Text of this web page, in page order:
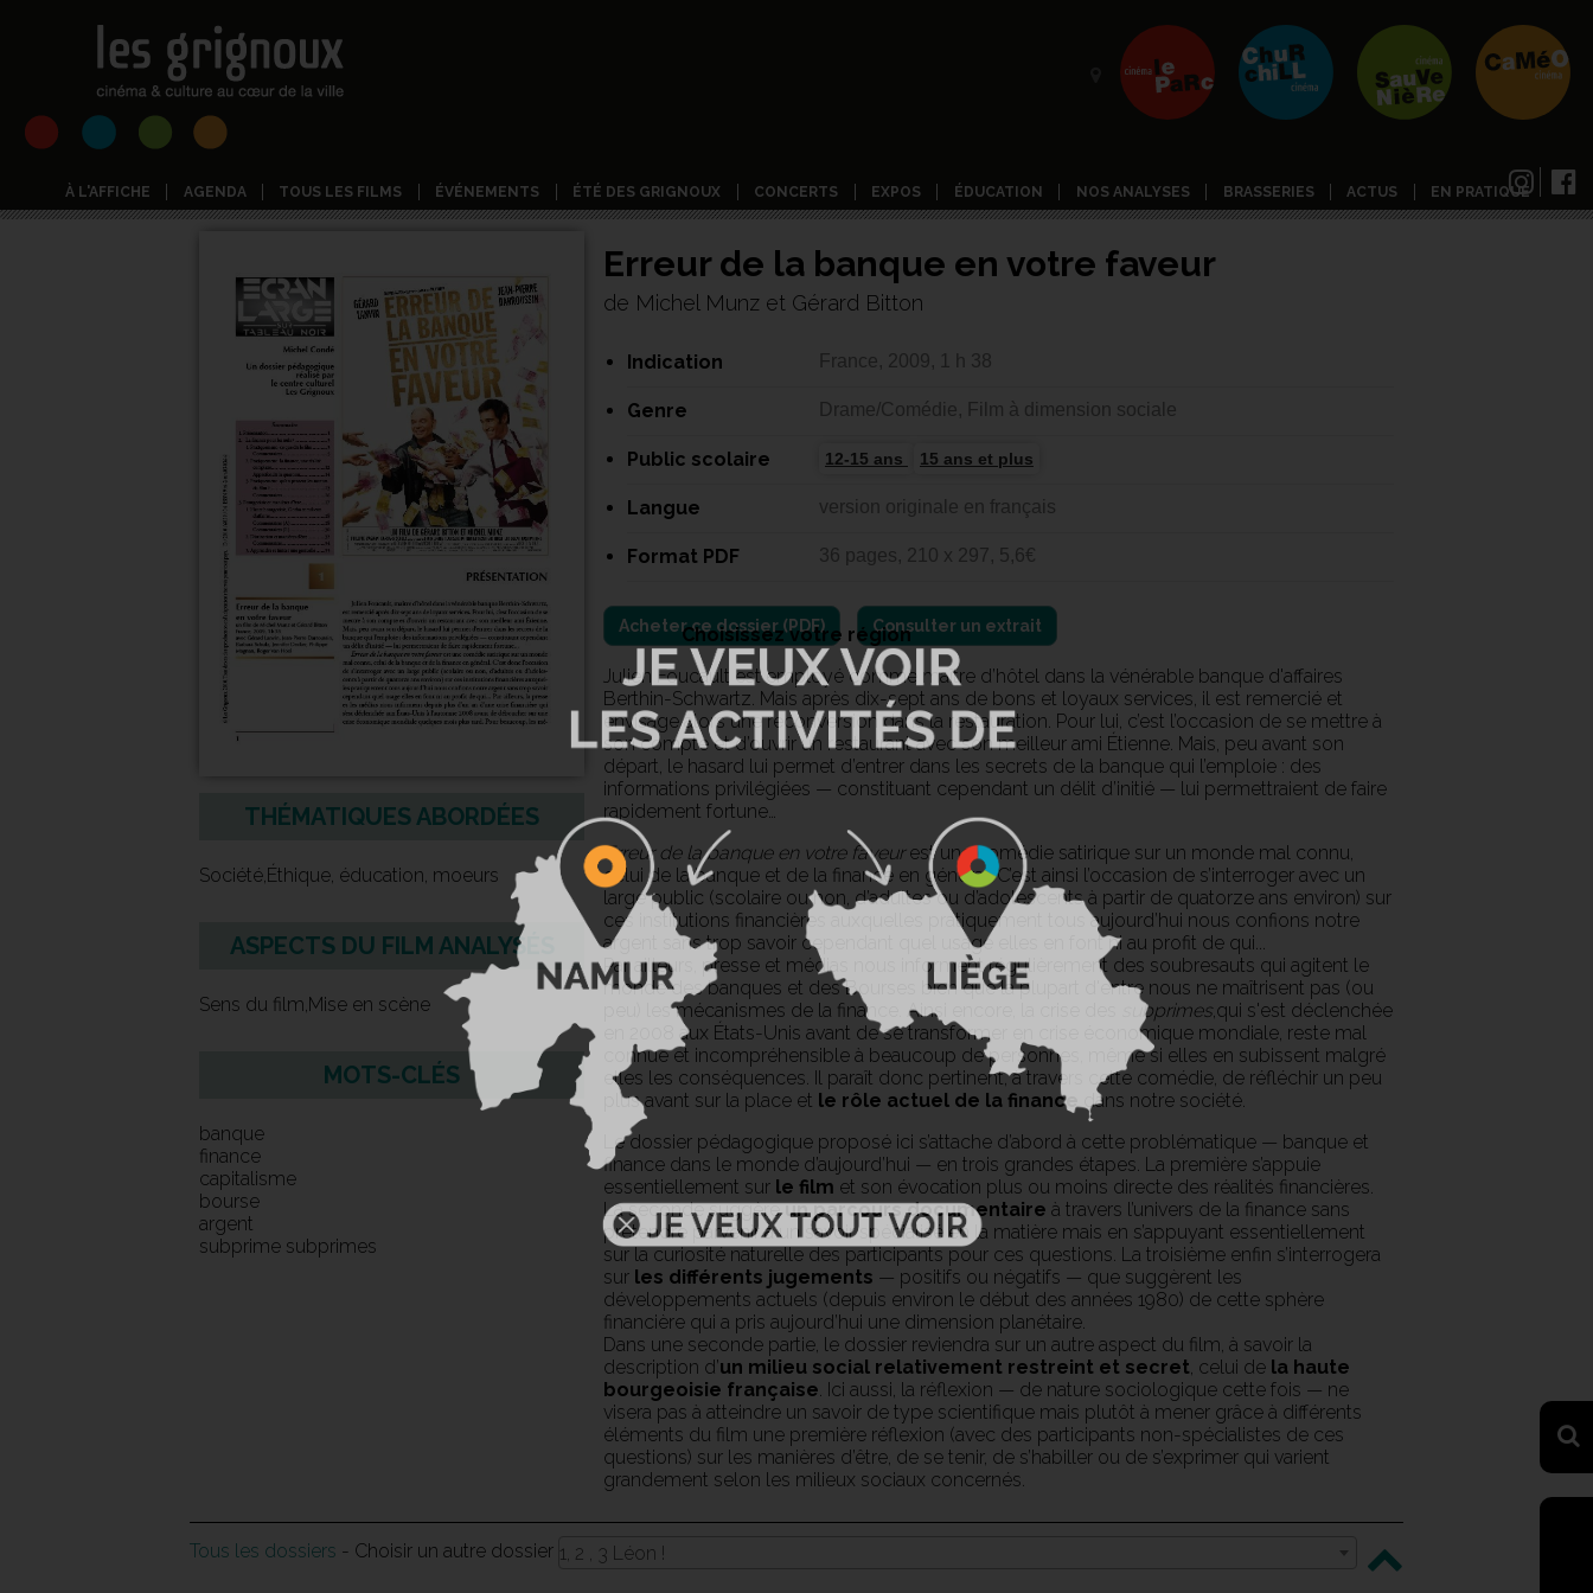
À L'AFFICHE AGENDA TOUS LES FILMS ÉVÉNEMENTS ÉTÉ DES GRIGNOUX CONCERTS EXPOS ÉDUCATION NOS ANALYSES BRASSERIES ACTUS EN PRATIQUE
THÉMATIQUES ABORDÉES
Société,Éthique, éducation, moeurs
ASPECTS DU FILM ANALYSÉS
Sens du film,Mise en scène
MOTS-CLÉS
banque
finance
capitalisme
bourse
argent
subprime subprimes
Erreur de la banque en votre faveur
de Michel Munz et Gérard Bitton
Indication France, 2009, 1 h 38
Genre Drame/Comédie, Film à dimension sociale
Public scolaire 12-15 ans 15 ans et plus
Langue version originale en français
Format PDF 36 pages, 210 x 297, 5,6€
Consulter un extrait
Julien Foucault est employé comme maître d’hôtel dans la vénérable banque d'affaires
Berthin-Schwartz. Mais après dix-sept ans de bons et loyaux services, il est remercié et
envisage alors une reconversion dans la restauration. Pour lui, c’est l’occasion de se mettre à
son compte et d’ouvrir un restaurant avec son meilleur ami Étienne. Mais, peu avant son
départ, le hasard lui permet d’entrer dans les secrets de la banque qui l’emploie : des
informations privilégiées — constituant cependant un délit d’initié — lui permettraient de faire
rapidement fortune…
Erreur de la banque en votre faveurest une comédie satirique sur un monde mal connu,
celui de la banque et de la finance en général. C’est ainsi l’occasion de s’interroger avec un
large public (scolaire ou non, d’adultes ou d’adolescents à partir de quatorze ans environ) sur
ces institutions financières auxquelles pratiquement tous aujourd’hui nous confions notre
argent sans trop savoir cependant quel usage elles en font ni au profit de qui...
Par ailleurs, presse et médias nous informent régulièrement des soubresauts qui agitent le
monde des banques et des Bourses bien que la plupart d'entre nous ne maîtrisent pas (ou
peu) les mécanismes de la finance. Ainsi encore, la crise des
subprimes,qui s'est déclenchée
en 2008 aux États-Unis avant de se transformer en crise économique mondiale, reste mal
connue et incompréhensible à beaucoup de personnes, même si elles en subissent malgré
elles les conséquences. Il paraît donc pertinent, à travers cette comédie, de réfléchir un peu
plus avant sur la place et le rôle actuel de la financedans notre société.
Le dossier pédagogique proposé ici s’attache d’abord à cette problématique — banque et
finance dans le monde d’aujourd’hui — en trois grandes étapes. La première s’appuie
essentiellement sur le film et son évocation plus ou moins directe des réalités financières.
La seconde suggèreun parcours documentaire à travers l’univers de la finance sans
prétendre parvenir à un savoir spécialisé en la matière mais en s’appuyant essentiellement
sur la curiosité naturelle des participants pour ces questions. La troisième enfin s’interrogera
sur les différents jugements — positifs ou négatifs — que suggèrent les
développements actuels (depuis environ le début des années 1980) de cette sphère
financière qui a pris aujourd’hui une dimension planétaire.
Dans une seconde partie, le dossier reviendra sur un autre aspect du film, à savoir la
description d’un milieu social relativement restreint et secret, celui de la haute
bourgeoisie française. Ici aussi, la réflexion — de nature sociologique cette fois — ne
visera pas à atteindre un savoir de type scientifique mais plutôt à mener grâce à différents
éléments du film une première réflexion (avec des participants non-spécialistes de ces
questions) sur les manières d’être, de se tenir, de s’habiller ou de s’exprimer qui varient
grandement selon les milieux sociaux concernés.
Tous les dossiers - Choisir un autre dossier 1, 2 , 3 Léon !
Choisissez votre région